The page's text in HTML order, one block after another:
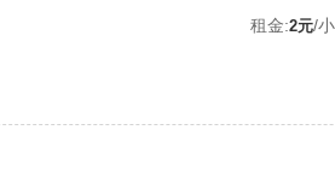
租金:2元/